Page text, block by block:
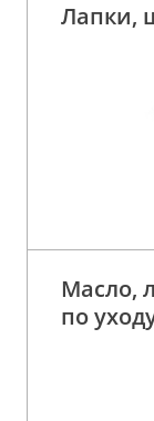
Лапки,
Масло,
по